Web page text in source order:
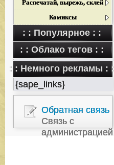
Распечатай, вырежь, склей
Комиксы
: : Популярное : :
: : Облако тегов : :
: : Немного рекламы : :
{sape_links}
Обратная связь
Связь с
администрацией